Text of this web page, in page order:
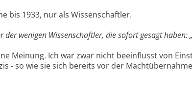
bis 1933, nur als Wissenschaftler.
der wenigen Wissenschaftler, die sofort gesagt haben:
Meinung. Ich war zwar nicht beeinflusst von
- so wie sie sich bereits vor der